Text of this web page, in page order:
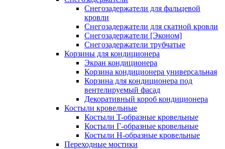
Снегозадержатели для фальцевой
кровли
Снегозадержатели для скатной кровли
Снегозадержатели [Эконом]
Снегозадержатели трубчатые
Корзины для кондиционера
Экран кондиционера
Корзина кондиционера универсальная
Корзина для кондиционера под
вентелируемый фасад
Декоративный короб кондиционера
Костыли кровельные
Костыли T-образные кровельные
Костыли Г-образные кровельные
Костыли Н-образные кровельные
Переходные мостики